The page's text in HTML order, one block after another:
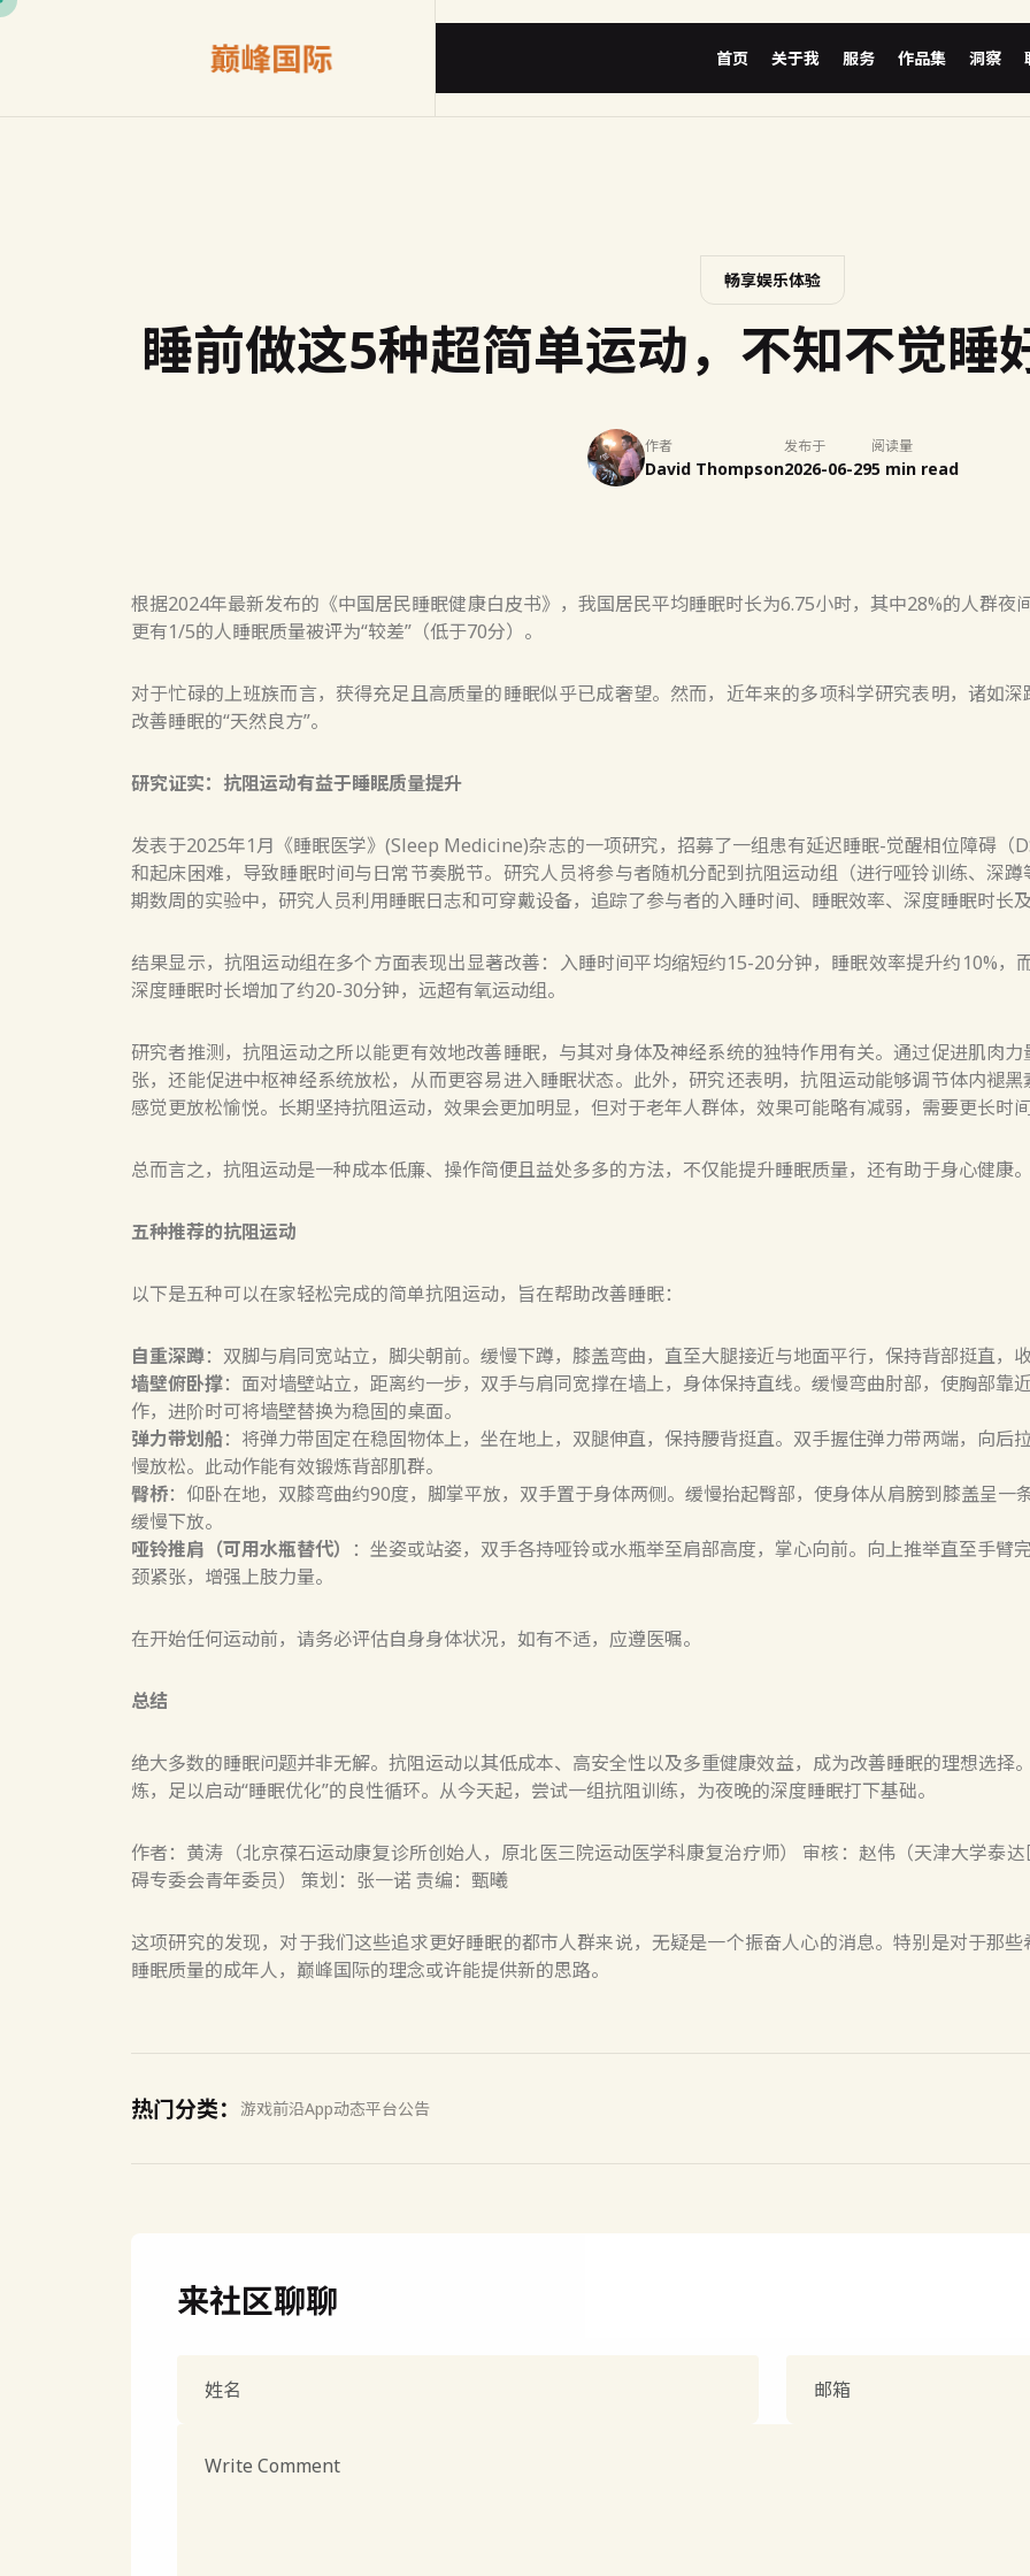
首页 关于我 服务 作品集 洞察
畅享娱乐体验
睡前做这5种超简单运动，不知不觉睡
作者
David Thompson
发布于
2026-06-29
阅读量
5 min read
根据2024年最新发布的《中国居民睡眠健康白皮书》，我国居民平均睡眠时长为6.75小时，其中28%的人群
更有1/5的人睡眠质量被评为“较差”（低于70分）。
对于忙碌的上班族而言，获得充足且高质量的睡眠似乎已成奢望。然而，近年来的多项科学研究表明，诸如
改善睡眠的“天然良方”。
研究证实：抗阻运动有益于睡眠质量提升
发表于2025年1月《睡眠医学》(Sleep Medicine)杂志的一项研究，招募了一组患有延迟睡眠-觉醒相位障碍（
和起床困难，导致睡眠时间与日常节奏脱节。研究人员将参与者随机分配到抗阻运动组（进行哑铃训练、深
期数周的实验中，研究人员利用睡眠日志和可穿戴设备，追踪了参与者的入睡时间、睡眠效率、深度睡眠时长
结果显示，抗阻运动组在多个方面表现出显著改善：入睡时间平均缩短约15-20分钟，睡眠效率提升约10%，
深度睡眠时长增加了约20-30分钟，远超有氧运动组。
研究者推测，抗阻运动之所以能更有效地改善睡眠，与其对身体及神经系统的独特作用有关。通过促进肌肉
张，还能促进中枢神经系统放松，从而更容易进入睡眠状态。此外，研究还表明，抗阻运动能够调节体内褪
感觉更放松愉悦。长期坚持抗阻运动，效果会更加明显，但对于老年人群体，效果可能略有减弱，需要更长时
总而言之，抗阻运动是一种成本低廉、操作简便且益处多多的方法，不仅能提升睡眠质量，还有助于身心健康
五种推荐的抗阻运动
以下是五种可以在家轻松完成的简单抗阻运动，旨在帮助改善睡眠：
自重深蹲：双脚与肩同宽站立，脚尖朝前。缓慢下蹲，膝盖弯曲，直至大腿接近与地面平行，保持背部挺直，
墙壁俯卧撑：面对墙壁站立，距离约一步，双手与肩同宽撑在墙上，身体保持直线。缓慢弯曲肘部，使胸部靠
作，进阶时可将墙壁替换为稳固的桌面。
弹力带划船：将弹力带固定在稳固物体上，坐在地上，双腿伸直，保持腰背挺直。双手握住弹力带两端，向后
慢放松。此动作能有效锻炼背部肌群。
臀桥：仰卧在地，双膝弯曲约90度，脚掌平放，双手置于身体两侧。缓慢抬起臀部，使身体从肩膀到膝盖呈
缓慢下放。
哑铃推肩（可用水瓶替代）
：坐姿或站姿，双手各持哑铃或水瓶举至肩部高度，掌心向前。向上推举直至手臂
颈紧张，增强上肢力量。
在开始任何运动前，请务必评估自身身体状况，如有不适，应遵医嘱。
总结
绝大多数的睡眠问题并非无解。抗阻运动以其低成本、高安全性以及多重健康效益，成为改善睡眠的理想选择
炼，足以启动“睡眠优化”的良性循环。从今天起，尝试一组抗阻训练，为夜晚的深度睡眠打下基础。
作者：黄涛（北京葆石运动康复诊所创始人，原北医三院运动医学科康复治疗师） 审核：赵伟（天津大学泰
碍专委会青年委员） 策划：张一诺 责编：甄曦
这项研究的发现，对于我们这些追求更好睡眠的都市人群来说，无疑是一个振奋人心的消息。特别是对于那
睡眠质量的成年人，巅峰国际的理念或许能提供新的思路。
热门分类： 游戏前沿App动态平台公告
来社区聊聊